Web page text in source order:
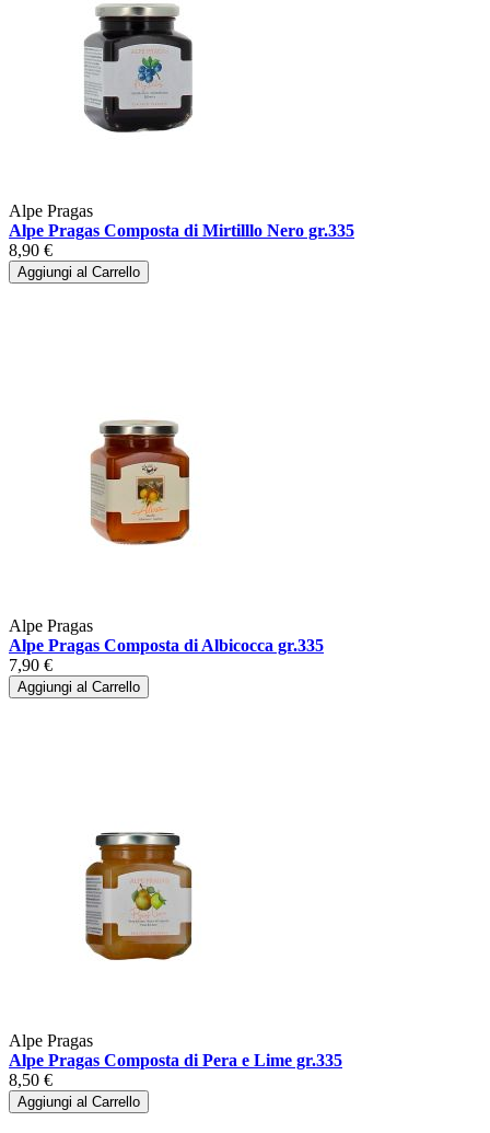
Alpe Pragas
Alpe Pragas Composta di Mirtilllo Nero gr.335
8,90 €
Aggiungi al Carrello
Alpe Pragas
Alpe Pragas Composta di Albicocca gr.335
7,90 €
Aggiungi al Carrello
Alpe Pragas
Alpe Pragas Composta di Pera e Lime gr.335
8,50 €
Aggiungi al Carrello